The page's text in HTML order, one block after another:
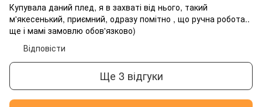
Купувала даний плед, я в захваті від нього, такий
м'якесенький, приємний, одразу помітно , що ручна робота..
ще і мамі замовлю обов'язково)
Відповісти
Ще 3 відгуки